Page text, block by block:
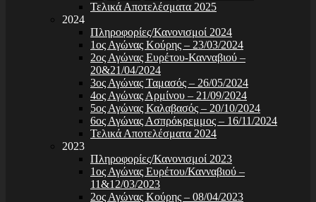
Τελικά Αποτελέσματα 2025
2024
Πληροφορίες/Κανονισμοί 2024
1ος Αγώνας Κούρης – 23/03/2024
2ος Αγώνας Ευρέτου-Κανναβιού –
20&21/04/2024
3ος Αγώνας Ταμασός – 26/05/2024
4ος Αγώνας Αρμίνου – 21/09/2024
5ος Αγώνας Καλαβασός – 20/10/2024
6ος Αγώνας Ασπρόκρεμμος – 16/11/2024
Τελικά Αποτελέσματα 2024
2023
Πληροφορίες/Κανονισμοί 2023
1ος Αγώνας Ευρέτου/Κανναβιού –
11&12/03/2023
2ος Αγώνας Κούρης – 08/04/2023